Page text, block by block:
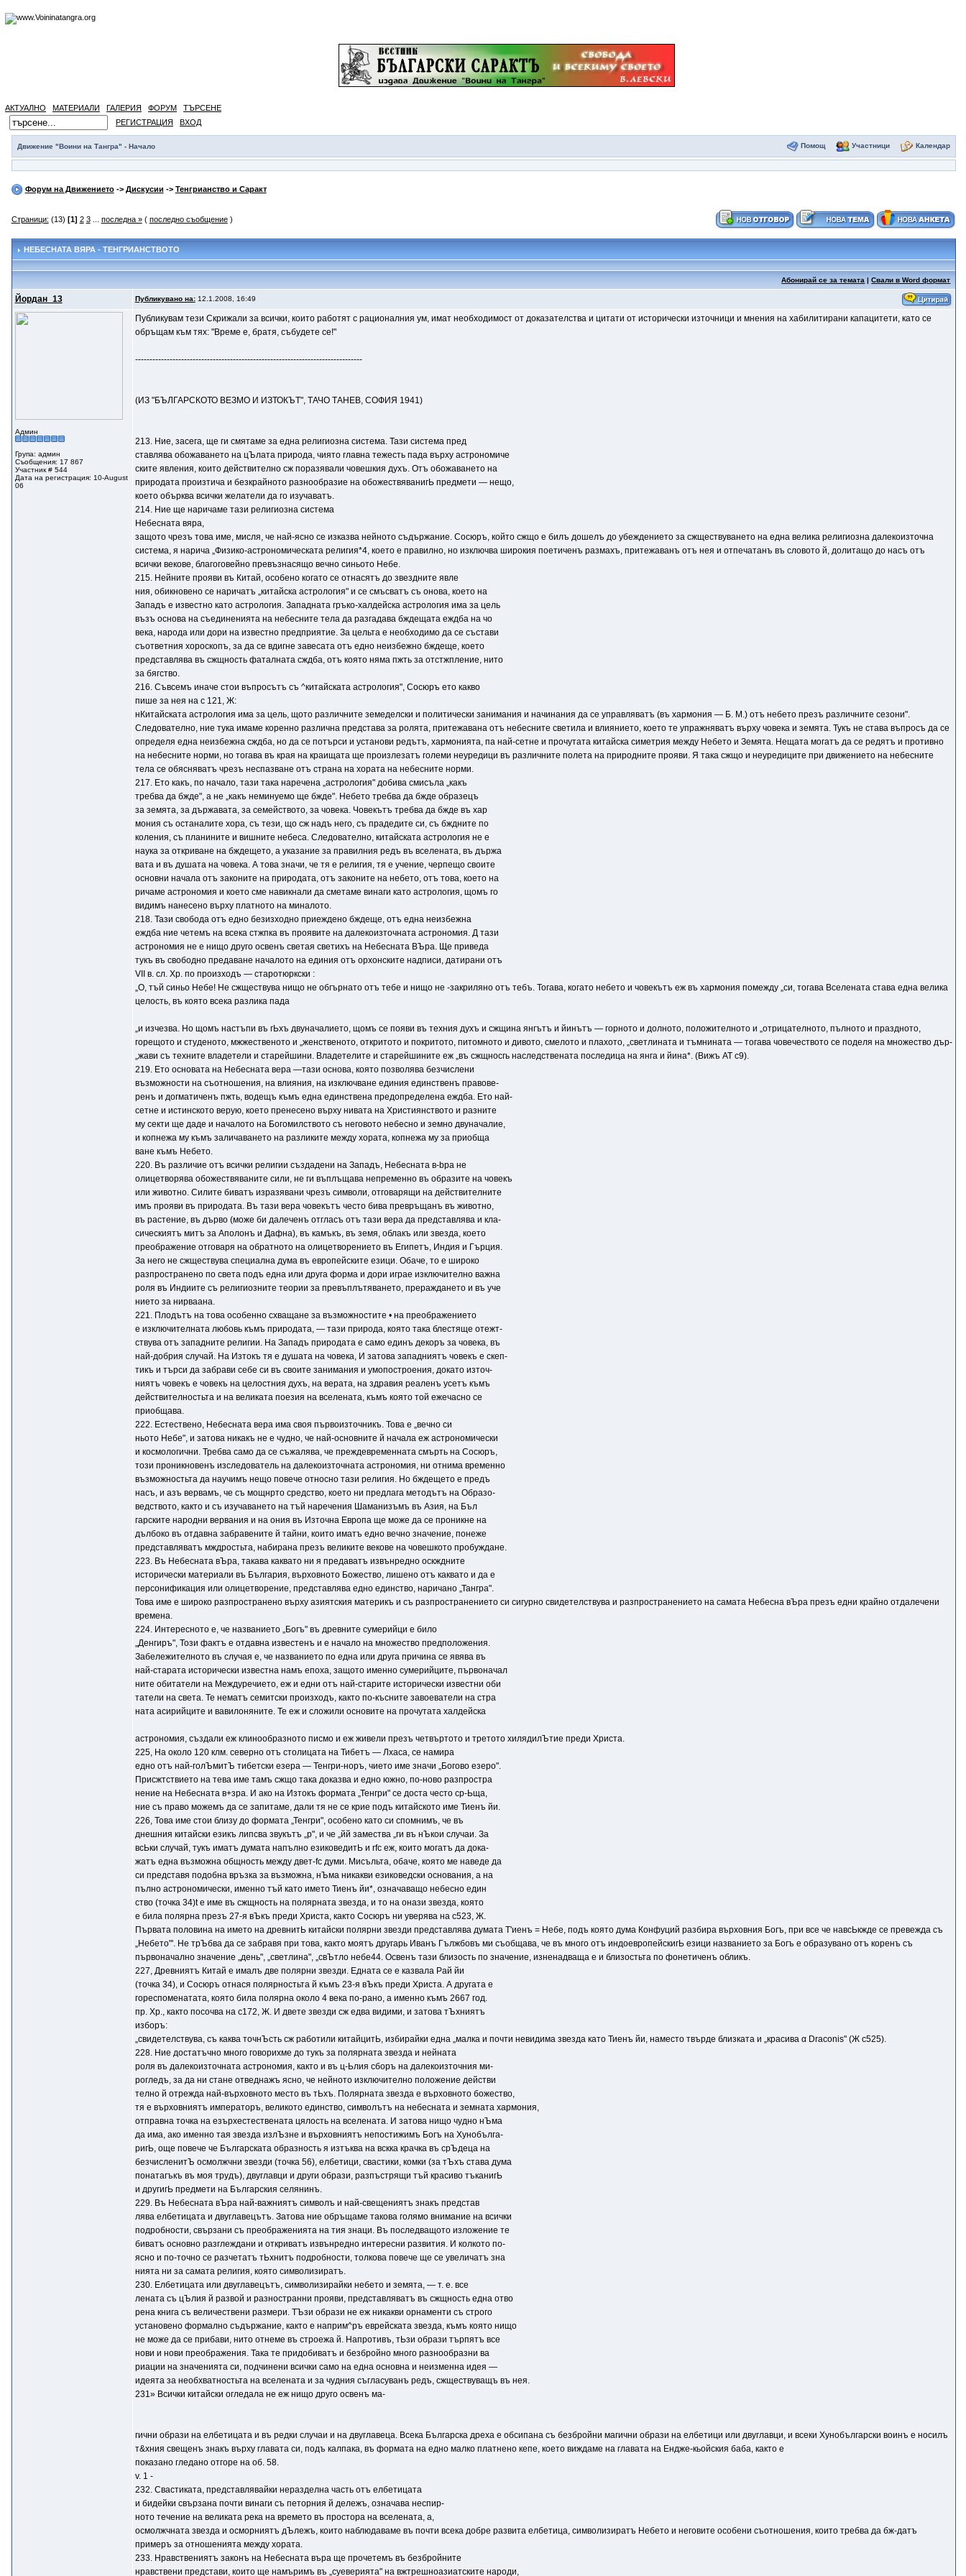
АКТУАЛНО МАТЕРИАЛИ ГАЛЕРИЯ ФОРУМ
ТЪРСЕНЕ
РЕГИСТРАЦИЯ
ВХОД
Движение "Воини на Тангра" - Начало Помощ Участници Календар
Форум на Движението-> Дискусии -> Тенгрианство и Саракт
Страници: (13) [1] 2 3... последна »( последно съобщение)
НЕБЕСНАТА ВЯРА - ТЕНГРИАНСТВОТО
Абонирай се за темата |Свали в Word формат
Йордан_13 Публикувано на:12.1.2008, 16:49
Админ
Група: админ
Съобщения: 17 867
Участник # 544
Дата на регистрация: 10-August
06
Публикувам тези Скрижали за всички, които работят с рационалния ум, имат необходимост от доказателства и цитати от исторически източници и мнения на хабилитирани капацитети, като се
обръщам към тях: "Време е, братя, събудете се!"
-------------------------------------------------------------------------------
(ИЗ "БЪЛГАРСКОТО ВЕЗМО И ИЗТОКЪТ", ТАЧО ТАНЕВ, СОФИЯ 1941)
213. Ние, засега, ще ги смятаме за една религиозна система. Тази система пред
ставлява обожаването на цЪлата природа, чиято главна тежесть пада върху астрономиче
ските явления, които действително сж поразявали човешкия духъ. Отъ обожаването на
природата произтича и безкрайното разнообразие на обожествяванигЬ предмети — нещо,
което обърква всички желатели да го изучаватъ.
214. Ние ще наричаме тази религиозна система
Небесната вяpa,
защото чрезъ това име, мисля, че най-ясно се изказва нейното съдържание. Сосюръ, който сжщо е билъ дошелъ до убеждението за сжществуването на една велика религиозна далекоизточна
система, я нарича „Физико-астрономическата религия*4, което е правилно, но изключва широкия поетиченъ размахъ, притежаванъ отъ нея и отпечатанъ въ словото й, долитащо до насъ отъ
всички векове, благоговейно превъзнасящо вечно синьото Небе.
215. Нейните прояви въ Китай, особено когато се отнасятъ до звездните явле
ния, обикновено се наричатъ „китайска астрология" и се смъсватъ съ онова, което на
Западъ е известно като астрология. Западната гръко-халдейска астрология има за цель
възъ основа на съединенията на небесните тела да разгадава бждещата еждба на чо
века, народа или дори на известно предприятие. За цельта е необходимо да се състави
съответния хороскопъ, за да се вдигне завесата отъ едно неизбежно бждеще, което
представлява въ сжщность фаталната сждба, отъ която няма пжть за отстжпление, нито
за бягство.
216. Съвсемъ иначе стои въпросътъ съ ^китайската астрология", Сосюръ ето какво
пише за нея на с 121, Ж:
нКитайската астрология има за цель, щото различните земеделски и политически занимания и начинания да се управляватъ (въ хармония — Б. М.) отъ небето презъ различните сезони".
Следователно, ние тука имаме коренно различна представа за ролята, притежавана отъ небесните светила и влиянието, което те упражняватъ върху човека и земята. Тукъ не става въпросъ да се
определя една неизбежна сждба, но да се потърси и установи редътъ, хармонията, па най-сетне и прочутата китайска симетрия между Небето и Земята. Нещата могатъ да се редятъ и противно
на небесните норми, но тогава въ края на краищата ще произлезатъ големи неуредици въ различните полета на природните прояви. Я така сжщо и неуредиците при движението на небесните
тела се обясняватъ чрезъ неспазване отъ страна на хората на небесните норми.
217. Ето какъ, по начало, тази така наречена „астрология" добива смисъла „какъ
требва да бжде", а не „какъ неминуемо ще бжде". Небето требва да бжде образецъ
за земята, за държавата, за семейството, за човека. Човекътъ требва да бжде въ хар
мония съ останалите хора, съ тези, що сж надъ него, съ прадедите си, съ бждните по
коления, съ планините и вишните небеса. Следователно, китайската астрология не е
наука за откриване на бждещето, а указание за правилния редъ въ вселената, въ държа
вата и въ душата на човека. А това значи, че тя е религия, тя е учение, черпещо своите
основни начала отъ законите на природата, отъ законите на небето, отъ това, което на
ричаме астрономия и което сме навикнали да сметаме винаги като астрология, щомъ го
видимъ нанесено върху платното на миналото.
218. Тази свобода отъ едно безизходно приеждено бждеще, отъ една неизбежна
еждба ние четемъ на всека стжпка въ проявите на далекоизточната астрономия. Д тази
астрономия не е нищо друго освенъ светая светихъ на Небесната BЪpa. Ще приведа
тукъ въ свободно предаване началото на единия отъ орхонските надписи, датирани отъ
VII в. сл. Хр. по произходъ — старотюркски :
„О, тъй синьо Небе! Не сжществува нищо не обгърнато отъ тебе и нищо не -закриляно отъ тебъ. Тогава, когато небето и човекътъ еж въ хармония помежду „си, тогава Вселената става една велика
целость, въ която всека разлика пада
„и изчезва. Но щомъ настъпи въ гЬхъ двуначалието, щомъ се появи въ техния духъ и сжщина янгътъ и йинътъ — горното и долното, положителното и „отрицателното, пълното и праздното,
горещото и студеното, мжжественото и „женственото, откритото и покритото, питомното и дивото, смелото и плахото, „светлината и тъмнината — тогава човечеството се поделя на множество дър-
„жави съ техните владетели и старейшини. Владетелите и старейшините еж „въ сжщносгь наследствената последица на янга и йина*. (Вижъ АТ с9).
219. Ето основата на Небесната вера —тази основа, която позволява безчислени
възможности на съотношения, на влияния, на изключване единия единственъ правове-
ренъ и догматиченъ пжть, водещъ къмъ една единствена предопределена еждба. Ето най-
сетне и истинското верую, което пренесено върху нивата на Християнството и разните
му секти ще даде и началото на Богомилството съ неговото небесно и земно двуначалие,
и копнежа му къмъ заличаването на разликите между хората, копнежа му за приобща
ване къмъ Небето.
220. Въ различие отъ всички религии създадени на Западъ, Небесната в-bpa не
олицетворява обожествяваните сили, не ги въплъщава непременно въ образите на човекъ
или животно. Силите биватъ изразявани чрезъ символи, отговарящи на действителните
имъ прояви въ природата. Въ тази вера човекътъ често бива превръщанъ въ животно,
въ растение, въ дърво (може би далеченъ отгласъ отъ тази вера да представлява и кла-
сическиятъ митъ за Аполонъ и Дафна), въ камъкъ, въ земя, облакъ или звезда, което
преображение отговаря на обратното на олицетворението въ Египетъ, Индия и Гърция.
За него не сжществува специална дума въ европейските езици. Обаче, то е широко
разпространено по света подъ една или друга форма и дори играе изключително важна
роля въ Индиите съ религиозните теории за превъплътяването, прераждането и въ уче
нието за нирваана.
221. Плодътъ на това особенно схващане за възможностите • на преображението
е изключителната любовь къмъ природата, — тази природа, която така блестяще отежт-
ствува отъ западните религии. На Западъ природата е само единъ декоръ за човека, въ
най-добрия случай. На Изтокъ тя е душата на човека, И затова западниятъ човекъ е скеп-
тикъ и търси да забрави себе си въ своите занимания и умопостроения, докато източ-
ниятъ човекъ е човекъ на целостния духъ, на верата, на здравия реаленъ усетъ къмъ
действителностьта и на великата поезия на вселената, къмъ която той ежечасно се
приобщава.
222. Естествено, Небесната вера има своя първоизточникъ. Това е „вечно си
ньото Небе", и затова никакъ не е чудно, че най-основните й начала еж астрономически
и космологични. Требва само да се съжалява, че преждевременната смърть на Сосюръ,
този проникновенъ изследователь на далекоизточната астрономия, ни отнима временно
възможностьта да научимъ нещо повече относно тази религия. Но бждещето е предъ
насъ, и азъ вервамъ, че съ мощнрто средство, което ни предлага методътъ на Образо-
ведството, както и съ изучаването на тъй наречения Шаманизъмъ въ Азия, на Бъл
гарските народни вервания и на ония въ Източна Европа ще може да се проникне на
дълбоко въ отдавна забравените й тайни, които иматъ едно вечно значение, понеже
представляватъ мждростьта, набирана презъ великите векове на човешкото пробуждане.
223. Въ Небесната вЪpa, такава каквато ни я предаватъ извънредно оскждните
исторически материали въ България, върховното Божество, лишено отъ каквато и да е
персонификация или олицетворение, представлява едно единство, наричано „Тангра".
Това име е широко разпространено върху азиятския материкъ и съ разпространението си сигурно свидетелствува и разпространението на самата Небесна вЪpa презъ едни крайно отдалечени
времена.
224. Интересното е, че названието „Богъ" въ древните сумерийци е било
„Денгиръ", Този фактъ е отдавна известенъ и е начало на множество предположения.
Забележителното въ случая е, че названието по една или друга причина се явява въ
най-старата исторически известна намъ епоха, защото именно сумерийците, първоначал
ните обитатели на Междуречието, еж и едни отъ най-старите исторически известни оби
татели на света. Те нематъ семитски произходъ, както по-късните завоеватели на стра
ната асирийците и вавилоняните. Те еж и сложили основите на прочутата халдейска
астрономия, създали еж клинообразното писмо и еж живели презъ четвъртото и третото хилядилЪтие преди Христа.
225, На около 120 клм. северно отъ столицата на Тибетъ — Лхаса, се намира
едно отъ най-голЪмитЪ тибетски езера — Тенгри-норъ, чието име значи „Богово езеро".
Присжтствието на тева име тамъ сжщо така доказва и едно южно, по-ново разпростра
нение на Небесната в+зра. И ако на Изтокъ формата „Тенгри" се доста често ср-Ьща,
ние съ право можемъ да се запитаме, дали тя не се крие подъ китайското име Тиенъ йи.
226, Това име стои близу до формата „Тенгри", особено като си спомнимъ, че въ
днешния китайски езикъ липсва звукътъ „р", и че „йй замества „ги въ нЪкои случаи. За
всЬки случай, тукъ иматъ думата напълно езиковедитЬ и rfc еж, които могатъ да дока-
жатъ една възможна общность между двет-fc думи. Мисъльта, обаче, която ме наведе да
си представя подобна връзка за възможна, нЪма никакви езиковедски основания, а на
пълно астрономически, именно тъй като името Тиенъ йи*, означаващо небесно един
ство (точка 34)t е име въ сжщность на полярната звезда, и то на онази звезда, която
е била полярна презъ 27-я вЪкъ преди Христа, както Сосюръ ни уверява на с523, Ж.
Първата половина на името на древнитЬ китайски полярни звезди представлява думата Т'иенъ = Небе, подъ която дума Конфуций разбира върховния Богъ, при все че навсЬкжде се превежда съ
„Небето"'. Не трЪбва да се забравя при това, както моятъ другарь Иванъ Гължбовъ ми съобщава, че въ много отъ индоевропейскигЬ езици названието за Богъ е образувано отъ коренъ съ
първоначално значение „день", „светлина", „свЪтло небе44. Освенъ тази близость по значение, изненадваща е и близостьта по фонетиченъ обликъ.
227, Древниятъ Китай е ималъ две полярни звезди. Едната се е казвала Рай йи
(точка 34), и Сосюръ отнася полярностьта й къмъ 23-я вЪкъ преди Христа. А другата е
гореспоменатата, която била полярна около 4 века по-рано, а именно къмъ 2667 год.
пр. Хр., както посочва на с172, Ж. И двете звезди сж едва видими, и затова тЪхниятъ
изборъ:
„свидетелствува, съ каква точнЪсть сж работили китайцитЬ, избирайки една „малка и почти невидима звезда като Тиенъ йи, наместо твърде близката и „красива α Draconis" (Ж с525).
228. Ние достатъчно много говорихме до тукъ за полярната звезда и нейната
роля въ далекоизточната астрономия, както и въ ц-Ьлия сборъ на далекоизточния ми-
рогледъ, за да ни стане отведнажъ ясно, че нейното изключително положение действи
телно й отрежда най-върховното место въ тЬхъ. Полярната звезда е върховното божество,
тя е върховниятъ императоръ, великото единство, символътъ на небесната и земната хармония,
отправна точка на езърхестествената цялость на вселената. И затова нищо чудно нЪма
да има, ако именно тая звезда излЪзне и върховниятъ непостижимъ Богъ на Хунобълга-
ригЬ, още повече че Българската образность я изтъква на вскка крачка въ срЪдеца на
безчисленитЪ осмолжчни звезди (точка 56), елбетици, свастики, комки (за тЪхъ става дума
понатагъкъ въ моя трудъ), двуглавци и други образи, разпъстрящи тъй красиво тъканигЬ
и другигЬ предмети на Българския селянинъ.
229. Въ Небесната вЪра най-важниятъ символъ и най-свещениятъ знакъ представ
лява елбетицата и двуглавецътъ. Затова ние обръщаме такова голямо внимание на всички
подробности, свързани съ преображенията на тия знаци. Въ последващото изложение тe
биватъ основно разглеждани и откриватъ извънредно интересни развития. И колкото по-
ясно и по-точно се разчетатъ тЬхнитъ подробности, толкова повече ще се увеличатъ зна
нията ни за самата религия, която символизиратъ.
230. Елбетицата или двуглавецътъ, символизирайки небето и земята, — т. е. все
лената съ цЪлия й развой и разностранни прояви, представляватъ въ сжщность една отво
рена книга съ величествени размери. ТЪзи образи не еж никакви орнаменти съ строго
установено формално съдържание, както е наприм^ръ еврейската звезда, къмъ която нищо
не може да се прибави, нито отнеме въ строежа й. Напротивъ, тЬзи образи търпятъ все
нови и нови преображения. Така тe придобиватъ и безбройно много разнообразни ва
риации на значенията си, подчинени всички само на една основна и неизменна идея —
идеята за необхватностьта на вселената и за чудния съгласуванъ редъ, сжществуващъ въ нея.
231» Всички китайски огледала не еж нищо друго освенъ ма-
гични образи на елбетицата и въ редки случаи и на двуглавеца. Всека Българска дреха е обсипана съ безбройни магични образи на елбетици или двуглавци, и всеки Хунобългарски воинъ е носилъ
т&хния свещенъ знакъ върху главата си, подъ калпака, въ формата на едно малко платнено кепе, което виждаме на главата на Ендже-кьойския баба, както е
показано гледано отгоре на об. 58.
v. 1 -
232. Свастиката, представлявайки неразделна часть отъ елбетицата
и бидейки свързана почти винаги съ петорния й дeлежъ, означава неспир-
ното течение на великата река на времето въ простора на вселената, а,
осмолжчната звезда и осморниятъ дЪлежъ, които наблюдаваме въ почти всека добре развита елбетица, символизиратъ Небето и неговите особени съотношения, които требва да бж-датъ
примеръ за отношенията между хората.
233. Нравствениятъ законъ на Небесната въpa ще прочетемъ въ безбройните
нравствени представи, които ще намъримъ въ „суеверията" на вжтрешноазиатските народи,